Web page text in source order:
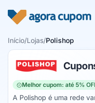
Início/Lojas/Polishop
Melhor cupom: até 5%
A Polishop é uma rede